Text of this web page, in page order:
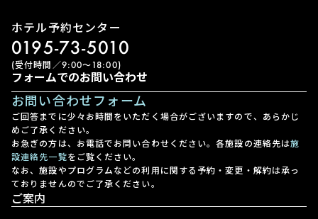
ホテル予約センター
0195-73-5010
(受付時間／9:00〜18:00)
フォームでのお問い合わせ
お問い合わせフォーム
ご回答までに少々お時間をいただく場合がございますので、あらかじ
めご了承ください。
お急ぎの方は、お電話でお問い合わせください。各施設の連絡先は施
設連絡先一覧をご覧ください。
なお、施設やプログラムなどの利用に関する予約・変更・解約は承っ
ておりませんのでご了承ください。
ご案内